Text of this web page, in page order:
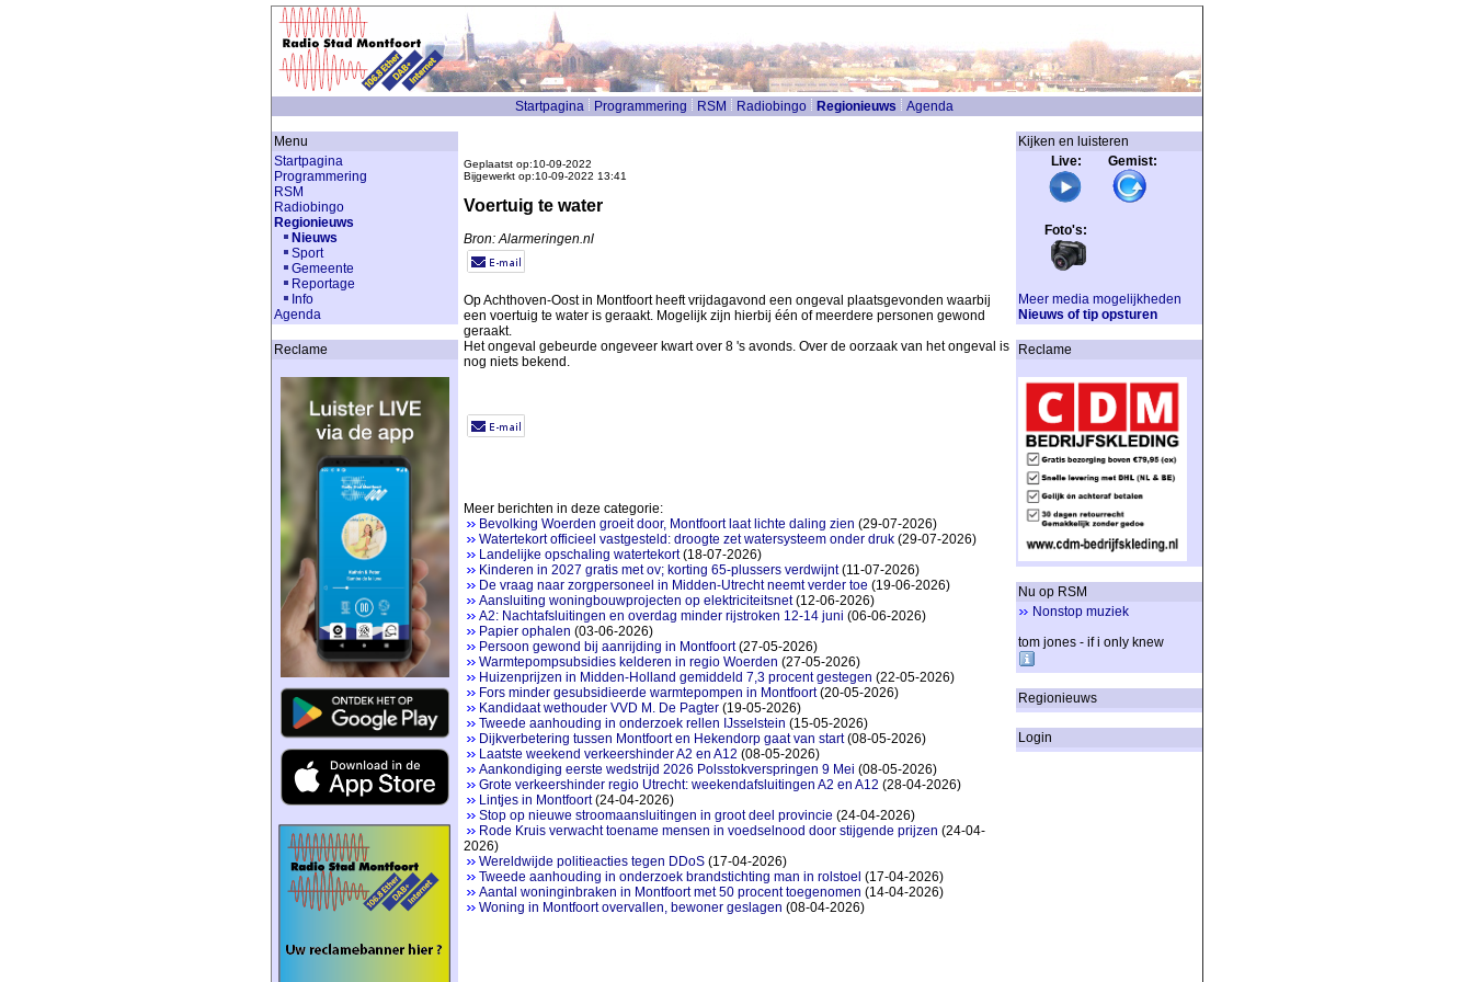
Startpagina Programmering RSM Radiobingo Regionieuws Agenda
Menu
Startpagina
Programmering
RSM
Radiobingo
Regionieuws
Nieuws
Sport
Gemeente
Reportage
Info
Agenda
Reclame
Geplaatst op:10-09-2022
Bijgewerkt op:10-09-2022 13:41
Voertuig te water
Bron: Alarmeringen.nl
Op Achthoven-Oost in Montfoort heeft vrijdagavond een ongeval plaatsgevonden waarbij
een voertuig te water is geraakt. Mogelijk zijn hierbij één of meerdere personen gewond
geraakt.
Het ongeval gebeurde ongeveer kwart over 8 's avonds. Over de oorzaak van het ongeval is
nog niets bekend.
Meer berichten in deze categorie:
Bevolking Woerden groeit door, Montfoort laat lichte daling zien (29-07-2026)
Watertekort officieel vastgesteld: droogte zet watersysteem onder druk(29-07-2026)
Landelijke opschaling watertekort(18-07-2026)
Kinderen in 2027 gratis met ov; korting 65-plussers verdwijnt(11-07-2026)
De vraag naar zorgpersoneel in Midden-Utrecht neemt verder toe (19-06-2026)
Aansluiting woningbouwprojecten op elektriciteitsnet(12-06-2026)
A2: Nachtafsluitingen en overdag minder rijstroken 12-14 juni (06-06-2026)
Papier ophalen (03-06-2026)
Persoon gewond bij aanrijding in Montfoort(27-05-2026)
Warmtepompsubsidies kelderen in regio Woerden (27-05-2026)
Huizenprijzen in Midden-Holland gemiddeld 7,3 procent gestegen (22-05-2026)
Fors minder gesubsidieerde warmtepompen in Montfoort(20-05-2026)
Kandidaat wethouder VVD M. De Pagter(19-05-2026)
Tweede aanhouding in onderzoek rellen IJsselstein (15-05-2026)
Dijkverbetering tussen Montfoort en Hekendorp gaat van start(08-05-2026)
Laatste weekend verkeershinder A2 en A12 (08-05-2026)
Aankondiging eerste wedstrijd 2026 Polsstokverspringen 9 Mei (08-05-2026)
Grote verkeershinder regio Utrecht: weekendafsluitingen A2 en A12 (28-04-2026)
Lintjes in Montfoort(24-04-2026)
Stop op nieuwe stroomaansluitingen in groot deel provincie (24-04-2026)
Rode Kruis verwacht toename mensen in voedselnood door stijgende prijzen (24-04-
2026)
Wereldwijde politieacties tegen DDoS(17-04-2026)
Tweede aanhouding in onderzoek brandstichting man in rolstoel (17-04-2026)
Aantal woninginbraken in Montfoort met 50 procent toegenomen (14-04-2026)
Woning in Montfoort overvallen, bewoner geslagen (08-04-2026)
Kijken en luisteren
Live: Gemist:
Foto's:
Meer media mogelijkheden
Nieuws of tip opsturen
Reclame
Nu op RSM
Nonstop muziek
tom jones - if i only knew
Regionieuws
Login